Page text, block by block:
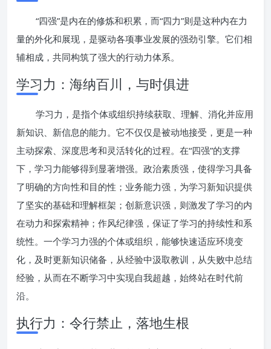
“四强”是内在的修炼和积累，而“四力”则是这种内在力
量的外化和展现，是驱动各项事业发展的强劲引擎。它们相
辅相成，共同构筑了强大的行动力体系。
学习力：海纳百川，与时俱进
学习力，是指个体或组织持续获取、理解、消化并应用
新知识、新信息的能力。它不仅仅是被动地接受，更是一种
主动探索、深度思考和灵活转化的过程。在“四强”的支撑
下，学习力能够得到显著增强。政治素质强，使得学习具备
了明确的方向性和目的性；业务能力强，为学习新知识提供
了坚实的基础和理解框架；创新意识强，则激发了学习的内
在动力和探索精神；作风纪律强，保证了学习的持续性和系
统性。一个学习力强的个体或组织，能够快速适应环境变
化，及时更新知识储备，从经验中汲取教训，从失败中总结
经验，从而在不断学习中实现自我超越，始终站在时代前
沿。
执行力：令行禁止，落地生根